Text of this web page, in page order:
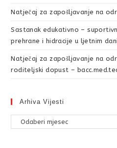
Natječaj za zapošljavanje na
Sastanak edukativno –
prehrane i hidracije u ljetnim
Natječaj za zapošljavanje na
roditeljski dopust –
Arhiva Vijesti